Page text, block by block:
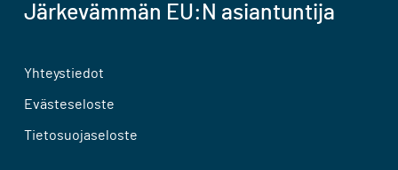
Järkevämmän EU:N asiantuntija
Yhteystiedot
Evästeseloste
Tietosuojaseloste